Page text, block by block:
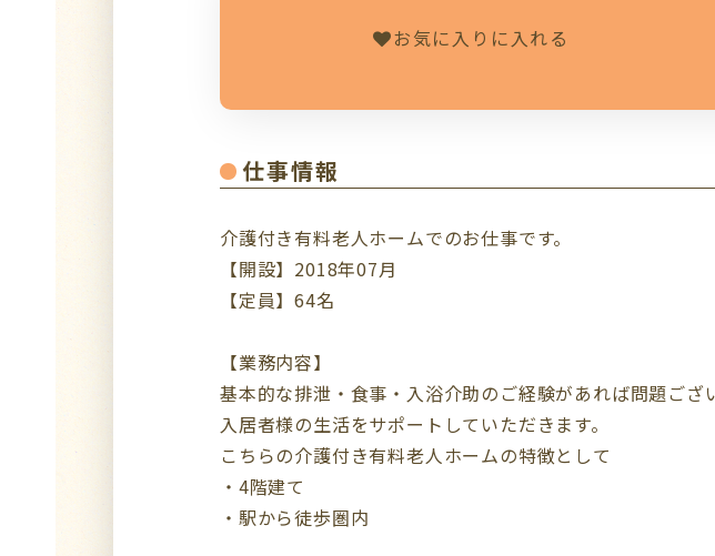
お気に入りに入れる
仕事情報
介護付き有料老人ホームでのお仕事です。
【開設】2018年07月
【定員】64名
【業務内容】
基本的な排泄・食事・入浴介助のご経験があれば問題ござ
入居者様の生活をサポートしていただきます。
こちらの介護付き有料老人ホームの特徴として
・4階建て
・駅から徒歩圏内